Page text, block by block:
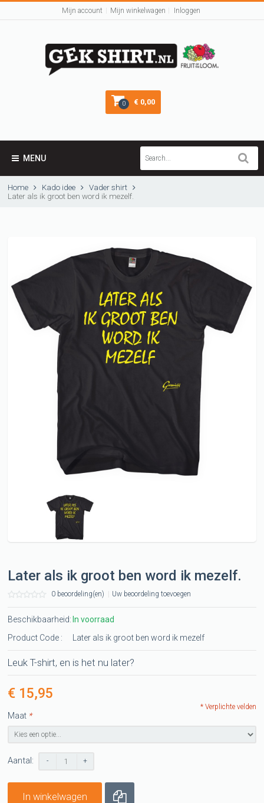
Mijn account Mijn winkelwagen Inloggen
0 € 0,00
MENU
Home Kado idee
Vader shirt
Later als ik groot ben word ik mezelf.
Later als ik groot ben word ik mezelf.
0 beoordeling(en) Uw beoordeling toevoegen
Beschikbaarheid: In voorraad
Product Code :
Later als ik groot ben word ik mezelf
Leuk T-shirt, en is het nu later?
€ 15,95
*
Maat
* Verplichte velden
Aantal: - +
In winkelwagen